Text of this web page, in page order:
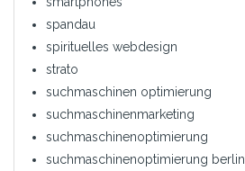
spandau
spirituelles webdesign
strato
suchmaschinen optimierung
suchmaschinenmarketing
suchmaschinenoptimierung
suchmaschinenoptimierung berlin